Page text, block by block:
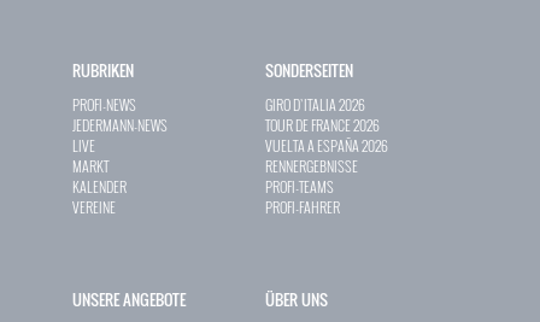
RUBRIKEN
PROFI-NEWS
JEDERMANN-NEWS
LIVE
MARKT
KALENDER
VEREINE
SONDERSEITEN
GIRO D`ITALIA 2026
TOUR DE FRANCE 2026
VUELTA A ESPAÑA 2026
RENNERGEBNISSE
PROFI-TEAMS
PROFI-FAHRER
UNSERE ANGEBOTE ÜBER UNS